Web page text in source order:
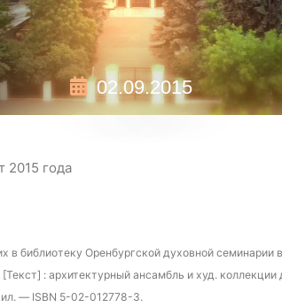
02.09.2015
2015 года
в библиотеку Оренбургской духовной семинарии
: архитектурный ансамбль и худ.
— ISBN 5-02-012778-3.